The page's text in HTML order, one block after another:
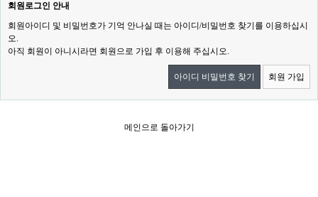
회원로그인 안내
회원아이디 및 비밀번호가 기억 안나실 때는 아이디/비밀번호 찾기를 이용하십시
오.
아직 회원이 아니시라면 회원으로 가입 후 이용해 주십시오.
아이디 비밀번호 찾기 회원 가입
메인으로 돌아가기